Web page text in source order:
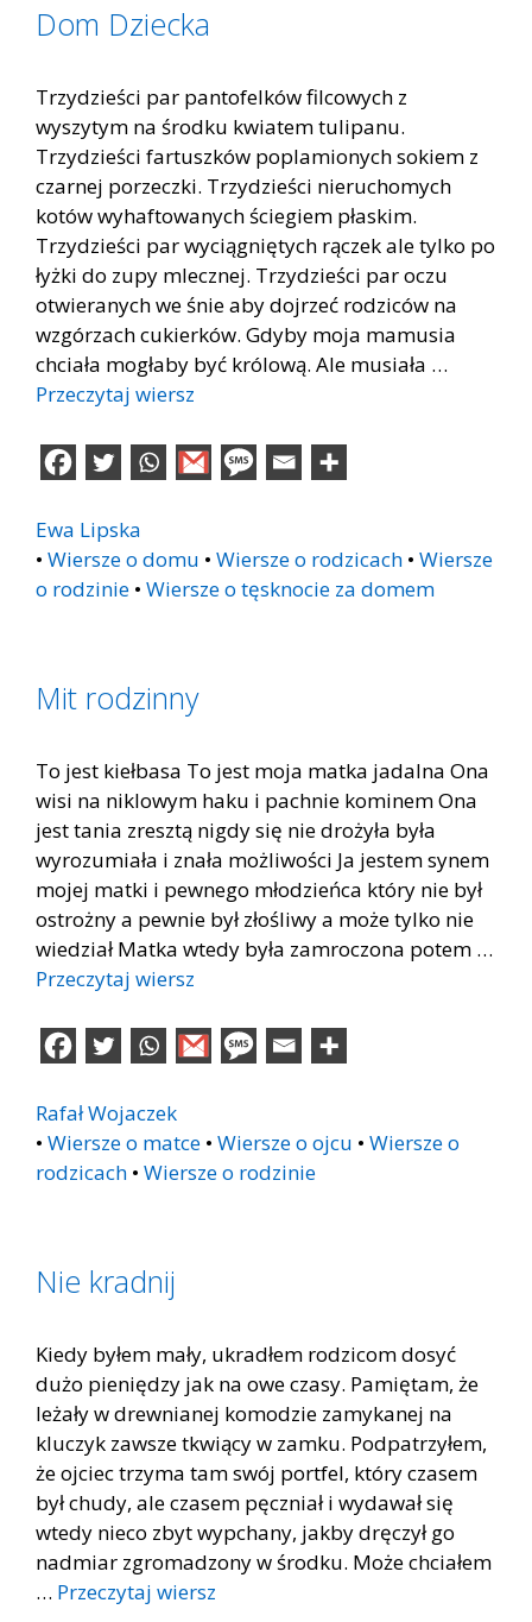
Dom Dziecka
Trzydzieści par pantofelków filcowych z
wyszytym na środku kwiatem tulipanu.
Trzydzieści fartuszków poplamionych sokiem z
czarnej porzeczki. Trzydzieści nieruchomych
kotów wyhaftowanych ściegiem płaskim.
Trzydzieści par wyciągniętych rączek ale tylko po
łyżki do zupy mlecznej. Trzydzieści par oczu
otwieranych we śnie aby dojrzeć rodziców na
wzgórzach cukierków. Gdyby moja mamusia
chciała mogłaby być królową. Ale musiała …
Przeczytaj wiersz
Ewa Lipska
• Wiersze o domu • Wiersze o rodzicach • Wiersze
o rodzinie • Wiersze o tęsknocie za domem
Mit rodzinny
To jest kiełbasa To jest moja matka jadalna Ona
wisi na niklowym haku i pachnie kominem Ona
jest tania zresztą nigdy się nie drożyła była
wyrozumiała i znała możliwości Ja jestem synem
mojej matki i pewnego młodzieńca który nie był
ostrożny a pewnie był złośliwy a może tylko nie
wiedział Matka wtedy była zamroczona potem …
Przeczytaj wiersz
Rafał Wojaczek
• Wiersze o matce • Wiersze o ojcu • Wiersze o
rodzicach • Wiersze o rodzinie
Nie kradnij
Kiedy byłem mały, ukradłem rodzicom dosyć
dużo pieniędzy jak na owe czasy. Pamiętam, że
leżały w drewnianej komodzie zamykanej na
kluczyk zawsze tkwiący w zamku. Podpatrzyłem,
że ojciec trzyma tam swój portfel, który czasem
był chudy, ale czasem pęczniał i wydawał się
wtedy nieco zbyt wypchany, jakby dręczył go
nadmiar zgromadzony w środku. Może chciałem
… Przeczytaj wiersz